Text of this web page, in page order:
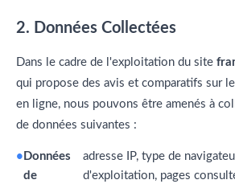
2. Données Collectées
Dans le cadre de l'exploitation du site
qui propose des avis et comparatifs sur
en ligne, nous pouvons être amenés à
de données suivantes :
Données
de
adresse IP, type de
d'exploitation, pages